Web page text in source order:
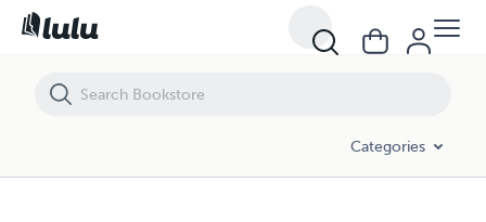
Categories
Lo spalatore di nuvole